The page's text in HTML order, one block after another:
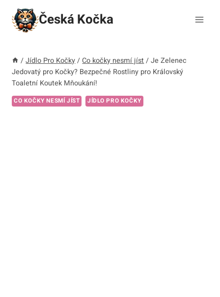
Přeskočit
obsah
Česká Kočka
/ Jídlo Pro Kočky / Co kočky nesmí jíst / Je Zelenec
Jedovatý pro Kočky? Bezpečné Rostliny pro Královský
Toaletní Koutek Mňoukání!
CO KOČKY NESMÍ JÍST JÍDLO PRO KOČKY